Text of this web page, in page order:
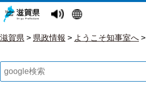
滋賀県 > 県政情報 > ようこそ知事室へ >